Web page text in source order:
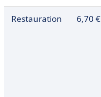
Restauration 6,70 €